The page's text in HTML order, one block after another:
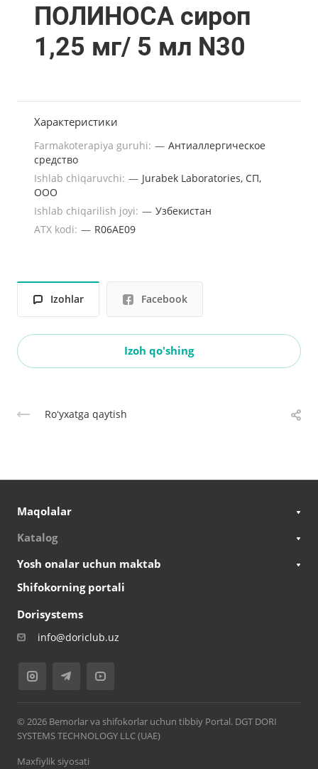
ПОЛИНОСА сироп
1,25 мг/ 5 мл N30
Характеристики
Farmakoterapiya guruhi: — Антиаллергическое
средство
Ishlab chiqaruvchi: — Jurabek Laboratories, СП,
ООО
Ishlab chiqarilish joyi: — Узбекистан
ATX kodi: — R06AE09
Izohlar Facebook
Izoh qo'shing
Roʻyxatga qaytish
Maqolalar
Katalog
Yosh onalar uchun maktab
Shifokorning portali
Dorisystems
info@doriclub.uz
© 2026 Bemorlar va shifokorlar uchun tibbiy Portal. DGT DORI
SYSTEMS TECHNOLOGY LLC (UAE)
Maxfiylik siyosati